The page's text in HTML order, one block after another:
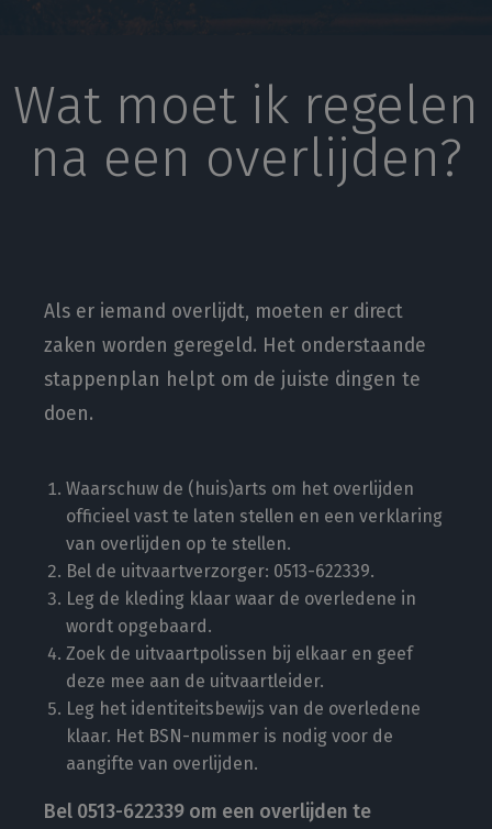
Wat moet ik regelen
na een overlijden?
Als er iemand overlijdt, moeten er direct
zaken worden geregeld. Het onderstaande
stappenplan helpt om de juiste dingen te
doen.
Waarschuw de (huis)arts om het overlijden
officieel vast te laten stellen en een verklaring
van overlijden op te stellen.
Bel de uitvaartverzorger: 0513-622339.
Leg de kleding klaar waar de overledene in
wordt opgebaard.
Zoek de uitvaartpolissen bij elkaar en geef
deze mee aan de uitvaartleider.
Leg het identiteitsbewijs van de overledene
klaar. Het BSN-nummer is nodig voor de
aangifte van overlijden.
Bel 0513-622339 om een overlijden te